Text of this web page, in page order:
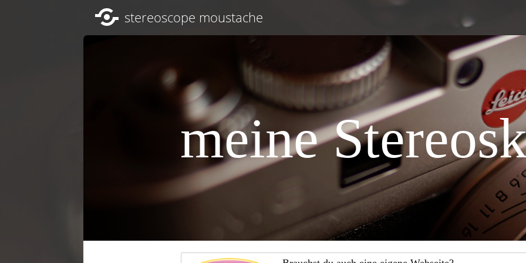
stereoscope moustache
meine